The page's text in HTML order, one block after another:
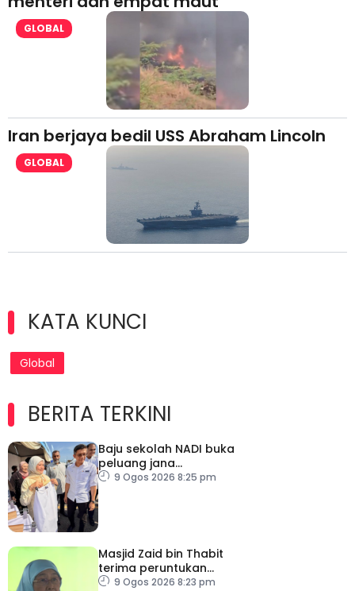
GLOBAL
Iran berjaya bedil USS Abraham Lincoln
GLOBAL
KATA KUNCI
Global
BERITA TERKINI
Baju sekolah NADI buka
peluang jana
pendapatan, bantu
9 Ogos 2026 8:25 pm
Masjid Zaid bin Thabit
terima peruntukan
RM100,000
9 Ogos 2026 8:23 pm